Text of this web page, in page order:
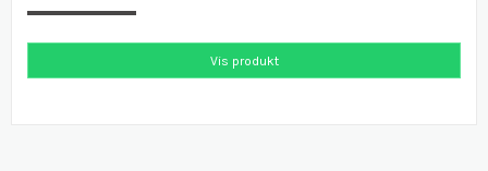
Vis produkt